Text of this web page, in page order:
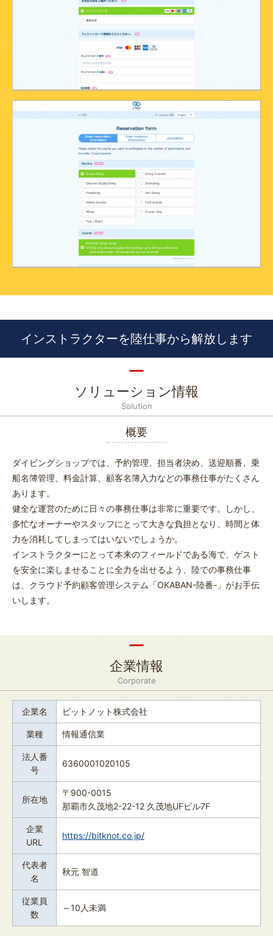
インストラクターを陸仕事から解放します
ソリューション情報
Solution
概要
ダイビングショップでは、予約管理、担当者決め、送迎順番、乗
船名簿管理、料金計算、顧客名簿入力などの事務仕事がたくさん
あります。
健全な運営のために日々の事務仕事は非常に重要です。しかし、
多忙なオーナーやスタッフにとって大きな負担となり、時間と体
力を消耗してしまってはいないでしょうか。
インストラクターにとって本来のフィールドである海で、ゲスト
を安全に楽しませることに全力を出せるよう、陸での事務仕事
は、クラウド予約顧客管理システム「OKABAN-陸番-」がお手伝
いします。
企業情報
Corporate
企業名 ビットノット株式会社
業種 情報通信業
法人番
号
6360001020105
所在地
〒900-0015
那覇市久茂地2-22-12 久茂地UFビル7F
企業
URL
https://bitknot.co.jp/
代表者
名
秋元 智道
従業員
数
～10人未満